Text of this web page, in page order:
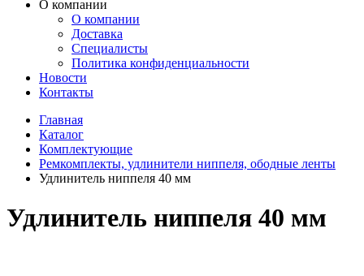
О компании
О компании
Доставка
Специалисты
Политика конфиденциальности
Новости
Контакты
Главная
Каталог
Комплектующие
Ремкомплекты, удлинители ниппеля, ободные ленты
Удлинитель ниппеля 40 мм
Удлинитель ниппеля 40 мм